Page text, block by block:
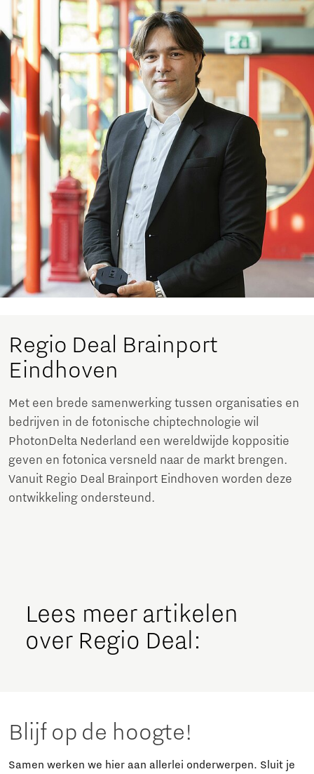
Regio Deal Brainport
Eindhoven
Met een brede samenwerking tussen organisaties en
bedrijven in de fotonische chiptechnologie wil
PhotonDelta Nederland een wereldwijde koppositie
geven en fotonica versneld naar de markt brengen.
Vanuit Regio Deal Brainport Eindhoven worden deze
ontwikkeling ondersteund.
Lees meer artikelen
over Regio Deal:
Blijf op de hoogte!
Samen werken we hier aan allerlei onderwerpen. Sluit je